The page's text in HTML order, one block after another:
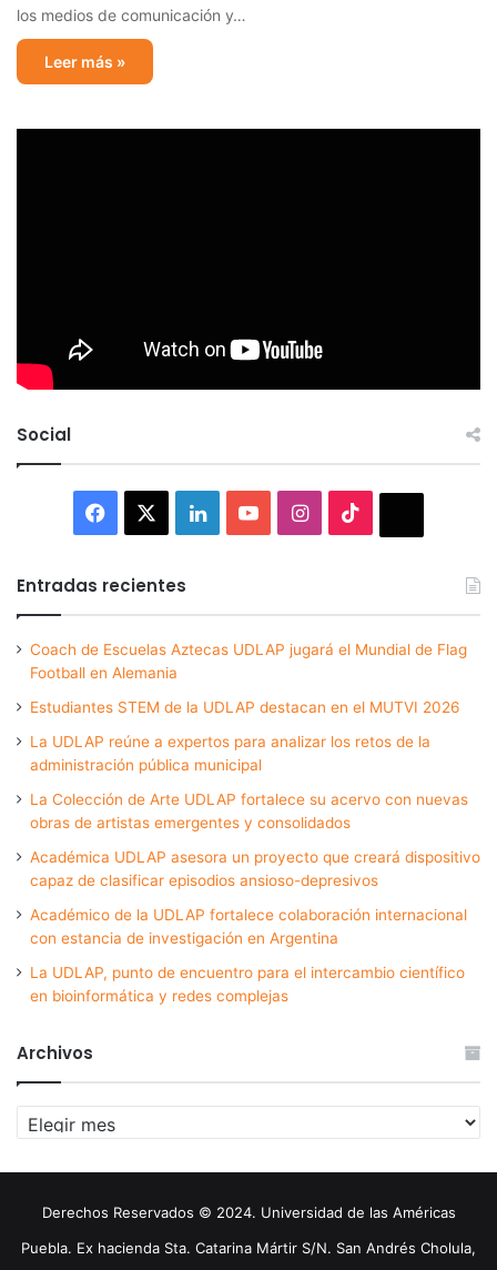
los medios de comunicación y…
Leer más »
Social
Facebook LinkedInYouTubeInstagram
Entradas recientes
Coach de Escuelas Aztecas UDLAP jugará el Mundial de Flag
Football en Alemania
Estudiantes STEM de la UDLAP destacan en el MUTVI 2026
La UDLAP reúne a expertos para analizar los retos de la
administración pública municipal
La Colección de Arte UDLAP fortalece su acervo con nuevas
obras de artistas emergentes y consolidados
Académica UDLAP asesora un proyecto que creará dispositivo
capaz de clasificar episodios ansioso-depresivos
Académico de la UDLAP fortalece colaboración internacional
con estancia de investigación en Argentina
La UDLAP, punto de encuentro para el intercambio científico
en bioinformática y redes complejas
Archivos
Archivos
Derechos Reservados © 2024. Universidad de las Américas
Puebla. Ex hacienda Sta. Catarina Mártir S/N. San Andrés Cholula,